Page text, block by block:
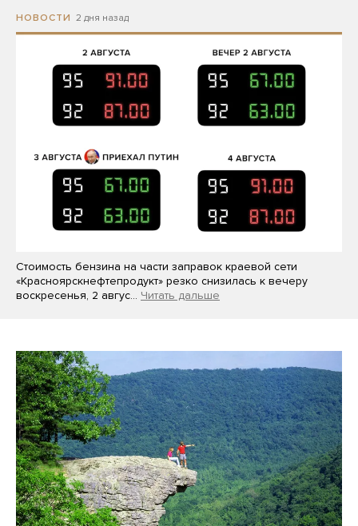
НОВОСТИ 2 дня назад
Стоимость бензина на части заправок краевой сети
«Красноярскнефтепродукт» резко снизилась к вечеру
воскресенья, 2 авгус… Читать дальше